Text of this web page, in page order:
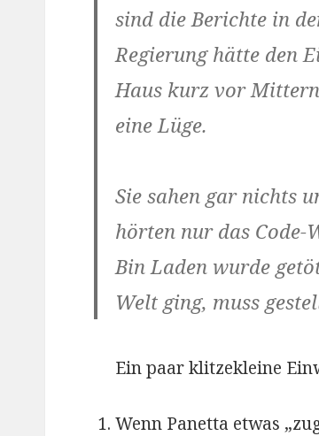
sind die Berichte in
Regierung hätte den
Haus kurz vor
eine Lüge.
Sie sahen gar nichts
hörten nur das Code-
Bin Laden wurde
Welt ging, muss
Ein paar klitzekleine
Wenn Panetta etwas